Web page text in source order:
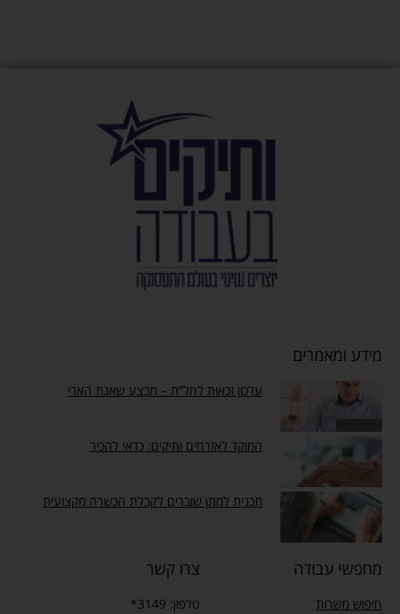
מידע ומאמרים
עדכון זכאות לחל”ת – מבצע שאגת הארי
המוקד לאזרחים ותיקים: כדאי להכיר
תכנית למתן שוברים לקבלת הכשרה מקצועית
מחפשי עבודה
חיפוש משרות
צרו קשר
טלפון: 3149*